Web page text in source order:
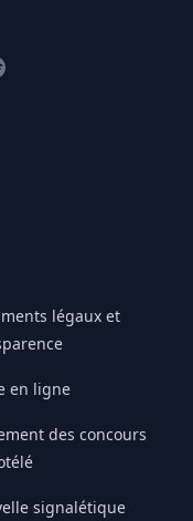
légaux et
en ligne
des concours
signalétique